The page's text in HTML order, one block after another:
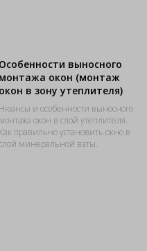
Особенности выносного
монтажа окон (монтаж
окон в зону утеплителя)
Нюансы и особенности выносного
монтажа окон в слой утеплителя.
Как правильно установить окно в
минеральной ваты.